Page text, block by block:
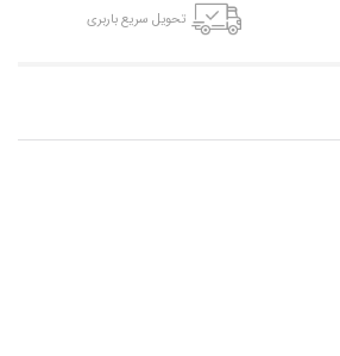
تحویل سریع باربری